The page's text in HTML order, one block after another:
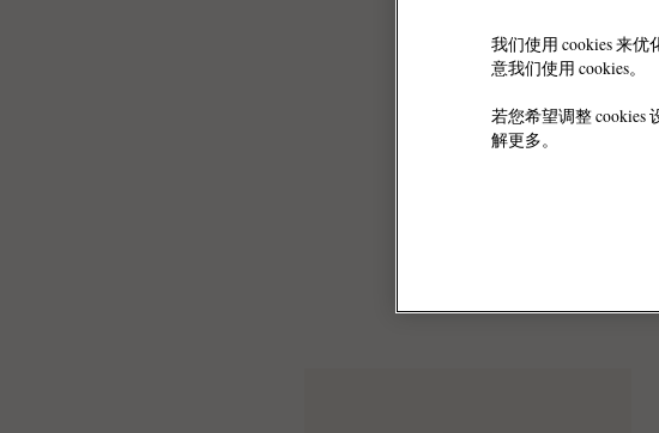
我们使用 cookies 来
意我们使用 cookies。
若您希望调整
解更多。